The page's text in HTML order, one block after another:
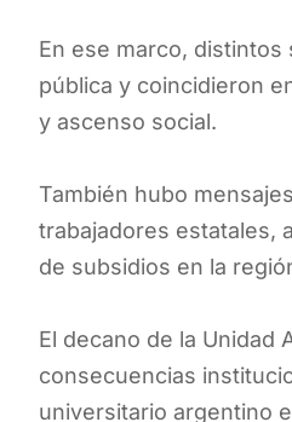
En ese marco,
pública y coincidieron
y ascenso social.
También hubo
trabajadores estatales,
de subsidios en la
El decano de la Unidad
consecuencias
universitario argentino